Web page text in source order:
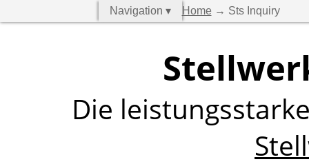
Navigation ▾ Home→ Sts Inquiry
Die